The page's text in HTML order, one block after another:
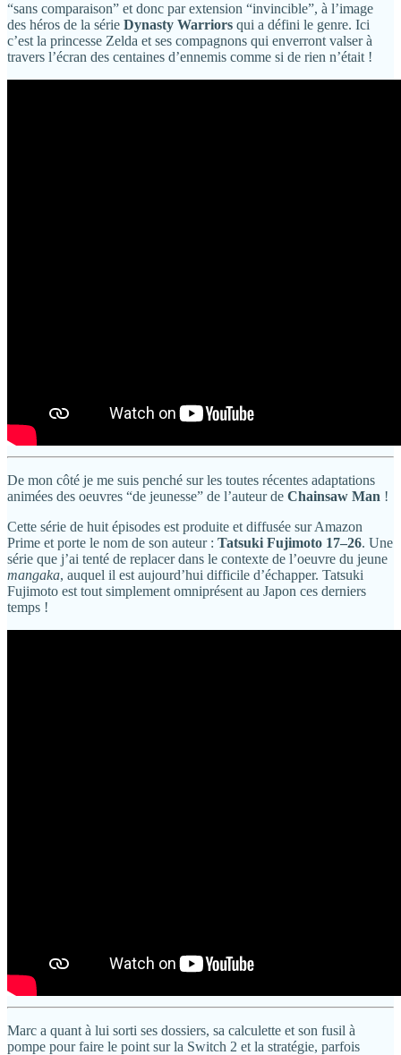
“sans comparaison” et donc par extension “invincible”, à l’image
des héros de la série Dynasty Warriors qui a défini le genre. Ici
c’est la princesse Zelda et ses compagnons qui enverront valser à
travers l’écran des centaines d’ennemis comme si de rien n’était !
De mon côté je me suis penché sur les toutes récentes adaptations
animées des oeuvres “de jeunesse” de l’auteur de Chainsaw Man !
Cette série de huit épisodes est produite et diffusée sur Amazon
Prime et porte le nom de son auteur : Tatsuki Fujimoto 17–26. Une
série que j’ai tenté de replacer dans le contexte de l’oeuvre du jeune
mangaka, auquel il est aujourd’hui difficile d’échapper. Tatsuki
Fujimoto est tout simplement omniprésent au Japon ces derniers
temps !
Marc a quant à lui sorti ses dossiers, sa calculette et son fusil à
pompe pour faire le point sur la Switch 2 et la stratégie, parfois